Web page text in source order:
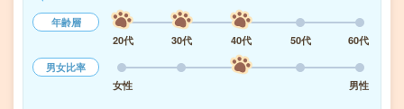
年齢層
20代
30代 40代 50代
60代
男女比率
女性
男性